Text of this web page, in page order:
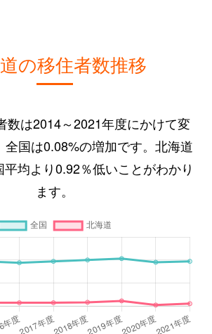
の移住者数推移
数は2014～2021年度にかけて変
全国は0.08%の増加です。北海道
均より0.92％低いことがわかり
ます。